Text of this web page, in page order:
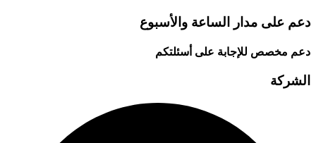
دعم على مدار الساعة والأسبوع
دعم مخصص للإجابة على أسئلتكم
الشركة